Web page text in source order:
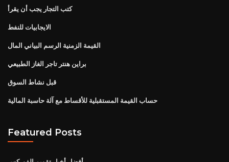
كتب التجار يجب أن يقرأ
الايجابيات للنفط
القيمة الزمنية الرسم البياني المال
براين هنتر تاجر الغاز الطبيعي
قبل نشاط السوق
حساب القيمة المستقبلية للأقساط مع آلة حاسبة المالية
Featured Posts